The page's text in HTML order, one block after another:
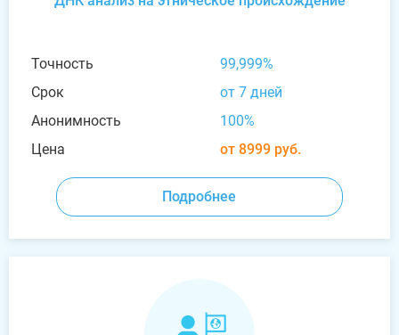
Точность
99,999%
Срок
от 7 дней
Анонимность
100%
Цена
от 8999 руб.
Подробнее